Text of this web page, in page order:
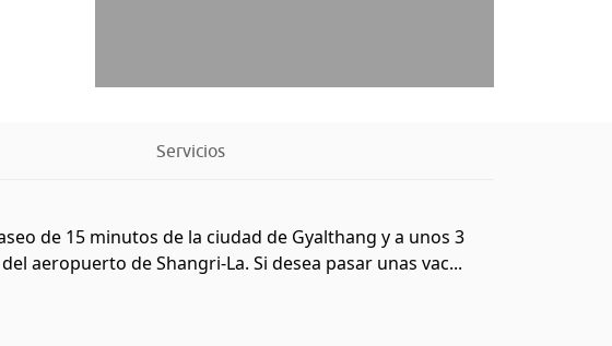
Servicios
de 15 minutos de la ciudad de Gyalthang y a unos 3
aeropuerto de Shangri-La. Si desea pasar unas vac...